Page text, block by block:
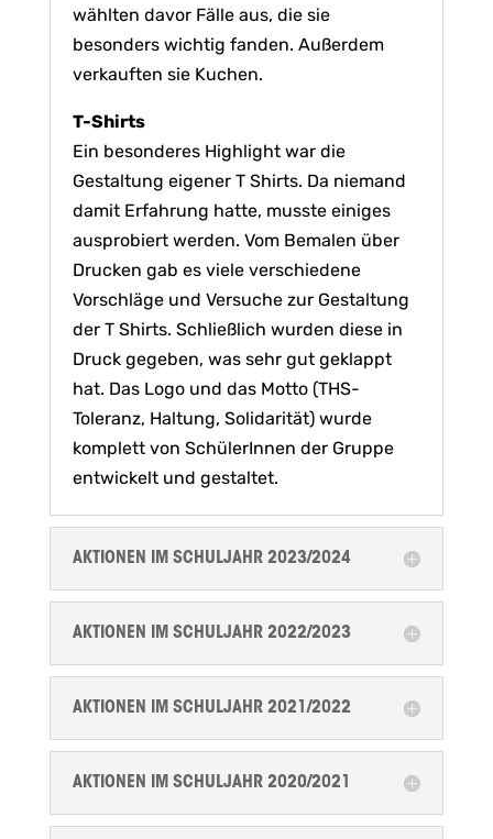
wählten davor Fälle aus, die sie
besonders wichtig fanden. Außerdem
verkauften sie Kuchen.
T-Shirts
Ein besonderes Highlight war die
Gestaltung eigener T Shirts. Da niemand
damit Erfahrung hatte, musste einiges
ausprobiert werden. Vom Bemalen über
Drucken gab es viele verschiedene
Vorschläge und Versuche zur Gestaltung
der T Shirts. Schließlich wurden diese in
Druck gegeben, was sehr gut geklappt
hat. Das Logo und das Motto (THS-
Toleranz, Haltung, Solidarität) wurde
komplett von SchülerInnen der Gruppe
entwickelt und gestaltet.
AKTIONEN IM SCHULJAHR 2023/2024
AKTIONEN IM SCHULJAHR 2022/2023
AKTIONEN IM SCHULJAHR 2021/2022
AKTIONEN IM SCHULJAHR 2020/2021